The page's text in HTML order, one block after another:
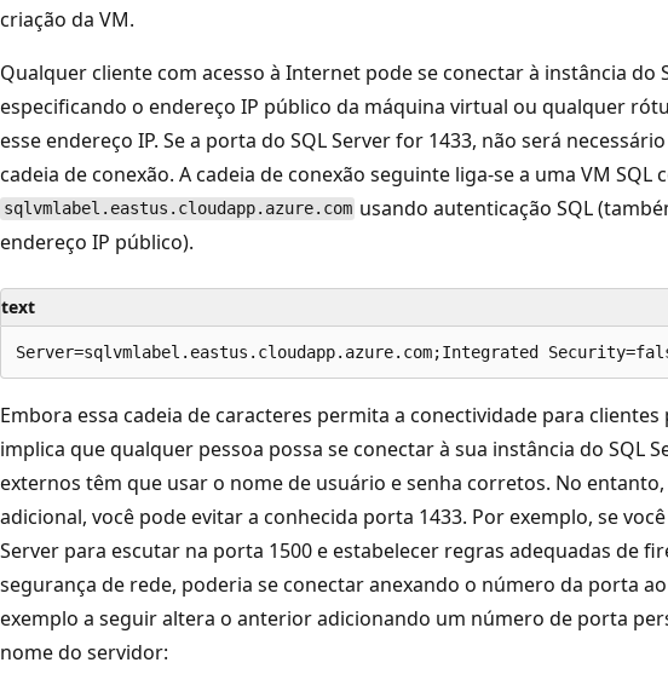
criação da VM.
Qualquer cliente com acesso à Internet pode se conectar à instância do
especificando o endereço IP público da máquina virtual ou qualquer
esse endereço IP. Se a porta do SQL Server for 1433, não será
cadeia de conexão. A cadeia de conexão seguinte liga-se a uma VM SQL
sqlvmlabel.eastus.cloudapp.azure.com usando autenticação SQL
endereço IP público).
text
Embora essa cadeia de caracteres permita a conectividade para
implica que qualquer pessoa possa se conectar à sua instância do SQL
externos têm que usar o nome de usuário e senha corretos. No
adicional, você pode evitar a conhecida porta 1433. Por exemplo, se
Server para escutar na porta 1500 e estabelecer regras adequadas de
segurança de rede, poderia se conectar anexando o número da porta
exemplo a seguir altera o anterior adicionando um número de porta
nome do servidor: